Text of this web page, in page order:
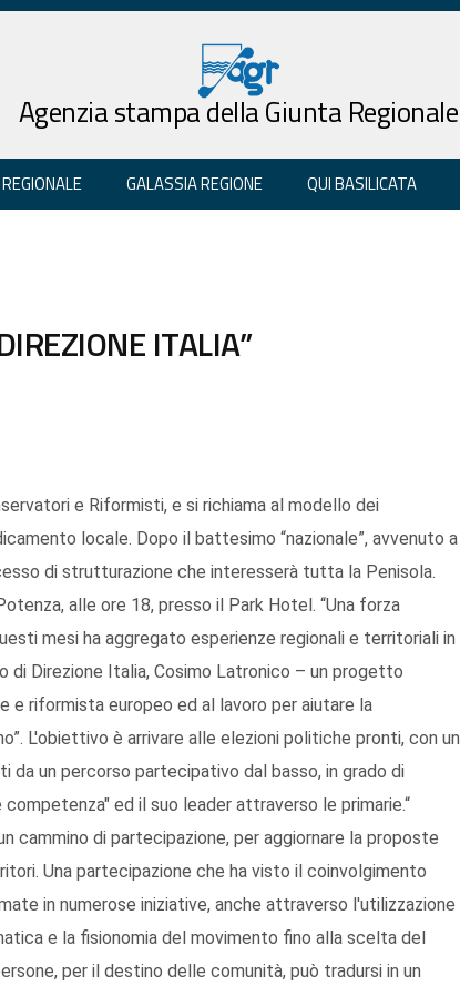
Agenzia stampa della Giunta Regionale
GALASSIA REGIONE QUI BASILICATA
ITALIA”
e Riformisti, e si richiama al modello dei
locale. Dopo il battesimo “nazionale”, avvenuto a
di strutturazione che interesserà tutta la Penisola.
alle ore 18, presso il Park Hotel. “Una forza
mesi ha aggregato esperienze regionali e territoriali in
Direzione Italia, Cosimo Latronico – un progetto
riformista europeo ed al lavoro per aiutare la
L'obiettivo è arrivare alle elezioni politiche pronti, con un
un percorso partecipativo dal basso, in grado di
ed il suo leader attraverso le primarie.“
cammino di partecipazione, per aggiornare la proposte
Una partecipazione che ha visto il coinvolgimento
in numerose iniziative, anche attraverso l'utilizzazione
e la fisionomia del movimento fino alla scelta del
per il destino delle comunità, può tradursi in un